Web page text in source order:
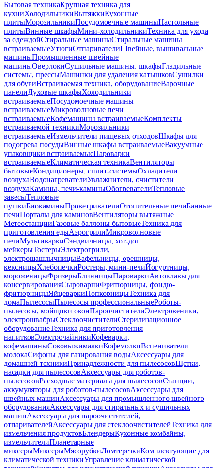
Бытовая техникаКрупная техника для
кухниХолодильникиВытяжкиКухонные
плитыМорозильникиПосудомоечные машиныНастольные
плитыВинные шкафыМини-холодильникиТехника для ухода
за одеждойСтиральные машиныСтиральные машины
встраиваемыеУтюгиОтпаривателиШвейные, вышивальные
машиныПромышленные швейные
машиныОверлокиСушильные машины, шкафыГладильные
системы, прессыМашинки для удаления катышковСушилки
для обувиВстраиваемая техника, оборудованиеВарочные
панелиДуховые шкафыХолодильники
встраиваемыеПосудомоечные машины
встраиваемыеМикроволновые печи
встраиваемыеКофемашины встраиваемыеКомплекты
встраиваемой техникиМорозильники
встраиваемыеИзмельчители пищевых отходовШкафы для
подогрева посудыВинные шкафы встраиваемыеВакуумные
упаковщики встраиваемыеПароварки
встраиваемыеКлиматическая техникаВентиляторы
бытовыеКондиционеры, сплит-системыОхладители
воздухаВодонагревателиУвлажнители, очистители
воздухаКамины, печи-каминыОбогревателиТепловые
завесыТепловые
пушкиБиокаминыПроветривателиОтопительные печиБанные
печиПорталы для каминовВентиляторы вытяжные
МетеостанцииГазовые баллоны бытовыеТехника для
приготовления едыАэрогрилиМикроволновые
печиМультиваркиСэндвичницы, хот-дог
мейкерыТостерыЭлектрогрили,
электрошашлычницыВафельницы, орешницы,
кексницыХлебопечкиРостеры, мини-печиЙогуртницы,
мороженицыФризерыБлинницыПароваркиАвтоклавы для
консервированияСыроварниФритюрницы, фондю-
фритюрницыЯйцеваркиПопкорницыТехника для
домаПылесосыПылесосы профессиональныеРоботы-
пылесосы, мойщики оконПароочистителиЭлектровеники,
электрошвабрыСтеклоочистителиСтерилизационное
оборудованиеТехника для приготовления
напитковЭлектрочайникиКофеварки,
кофемашиныСоковыжималкиКофемолкиВспениватели
молокаСифоны для газирования водыАксессуары для
домашней техникиПринадлежности для пылесосовЩетки,
насадки для пылесосовАксессуары для роботов-
пылесосовРасходные материалы для пылесосовСтанции,
аккумуляторы для роботов-пылесосовАксессуары для
швейных машинАксессуары для промышленного швейного
оборудованияАксессуары для стиральных и сушильных
машинАксессуары для пароочистителей,
отпаривателейАксессуары для стеклоочистителейТехника для
измельчения продуктовБлендерыКухонные комбайны,
измельчителиПланетарные
миксерыМиксерыМясорубкиЛомтерезкиКомплектующие для
климатической техникиУправление климатической